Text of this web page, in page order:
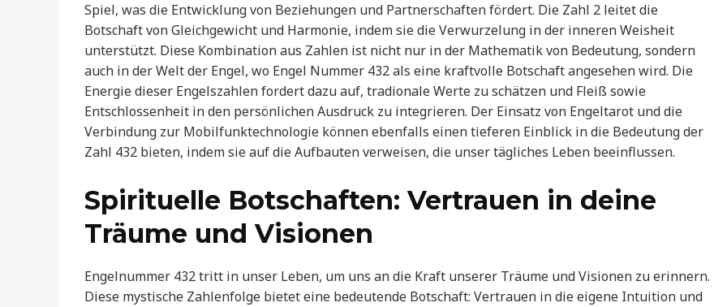
Spiel, was die Entwicklung von Beziehungen und Partnerschaften fördert. Die Zahl 2 leitet die
Botschaft von Gleichgewicht und Harmonie, indem sie die Verwurzelung in der inneren Weisheit
unterstützt. Diese Kombination aus Zahlen ist nicht nur in der Mathematik von Bedeutung, sondern
auch in der Welt der Engel, wo Engel Nummer 432 als eine kraftvolle Botschaft angesehen wird. Die
Energie dieser Engelszahlen fordert dazu auf, tradionale Werte zu schätzen und Fleiß sowie
Entschlossenheit in den persönlichen Ausdruck zu integrieren. Der Einsatz von Engeltarot und die
Verbindung zur Mobilfunktechnologie können ebenfalls einen tieferen Einblick in die Bedeutung der
Zahl 432 bieten, indem sie auf die Aufbauten verweisen, die unser tägliches Leben beeinflussen.
Spirituelle Botschaften: Vertrauen in deine
Träume und Visionen
Engelnummer 432 tritt in unser Leben, um uns an die Kraft unserer Träume und Visionen zu erinnern.
Diese mystische Zahlenfolge bietet eine bedeutende Botschaft: Vertrauen in die eigene Intuition und